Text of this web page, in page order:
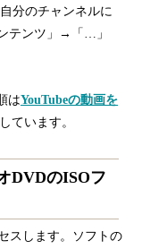
自分のチャンネルに
テンツ」→「…」
はYouTubeの動画を
ています。
DVDのISOフ
スします。ソフトの